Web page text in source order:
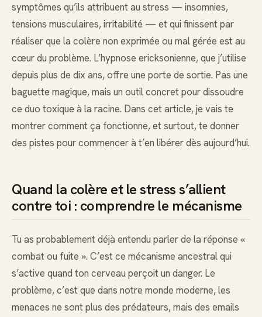
symptômes qu’ils attribuent au stress — insomnies,
tensions musculaires, irritabilité — et qui finissent par
réaliser que la colère non exprimée ou mal gérée est au
cœur du problème. L’hypnose ericksonienne, que j’utilise
depuis plus de dix ans, offre une porte de sortie. Pas une
baguette magique, mais un outil concret pour dissoudre
ce duo toxique à la racine. Dans cet article, je vais te
montrer comment ça fonctionne, et surtout, te donner
des pistes pour commencer à t’en libérer dès aujourd’hui.
Quand la colère et le stress s’allient
contre toi : comprendre le mécanisme
Tu as probablement déjà entendu parler de la réponse «
combat ou fuite ». C’est ce mécanisme ancestral qui
s’active quand ton cerveau perçoit un danger. Le
problème, c’est que dans notre monde moderne, les
menaces ne sont plus des prédateurs, mais des emails